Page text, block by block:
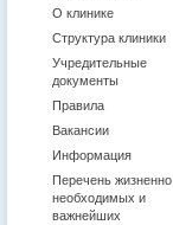
О клинике
Структура клиники
Учредительные
документы
Правила
Вакансии
Информация
Перечень жизненно
необходимых и
важнейших